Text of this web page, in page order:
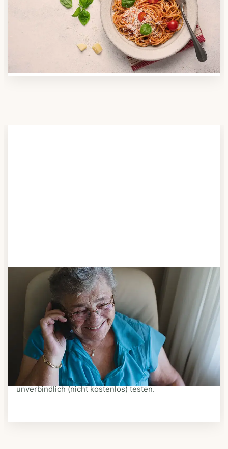
Nutzen Sie unsere große Mahlzeiten-Dienst-Suche,
um herauszufinden, welche Anbieter es in Ihrer
Region gibt und welcher am besten zu Ihnen passt.
Verschaffen Sie sich auch einen Überblick über die
Essen auf Rädern-Kosten.
Schritt 3
Bestellen & liefern lassen
Suchen Sie sich aus dem Speiseplan Ihres Anbieters
aus, was Ihnen schmeckt. Bestellen Sie telefonisch,
schriftlich oder im Online-Shop Ihres Anbieters.
Ein Kurier liefert Ihnen das bestellte Essen zum
vereinbarten Zeitpunkt nach Hause. Bei vielen
Anbietern können Sie Essen auf Rädern auch
unverbindlich (nicht kostenlos) testen.